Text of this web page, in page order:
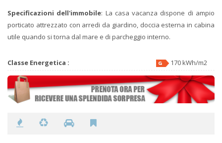
Specificazioni dell'immobile: La casa vacanza dispone di ampio
porticato attrezzato con arredi da giardino, doccia esterna in cabina
utile quando si torna dal mare e di parcheggio interno.
Classe Energetica : 170 kWh/m2